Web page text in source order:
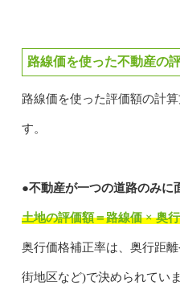
路線価を使った不動産の
路線価を使った評価額の計
す。
●不動産が一つの道路のみに
土地の評価額＝路線価 × 奥
奥行価格補正率は、奥行距
街地区など)で決められていま